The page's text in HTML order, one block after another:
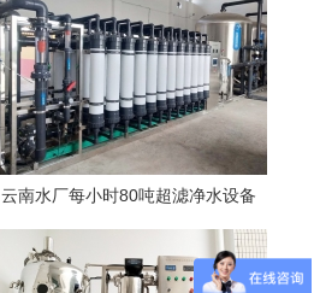
云南水厂每小时80吨超滤净水设备